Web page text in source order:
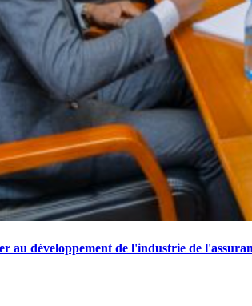
au développement de l'industrie de